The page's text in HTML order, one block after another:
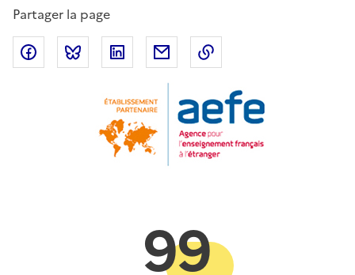
Partager la page
Partager sur Facebook
Partager sur Bluesky
Partager sur LinkedIn
Partager par email
99